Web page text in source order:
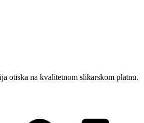
otiska na kvalitetnom slikarskom platnu.